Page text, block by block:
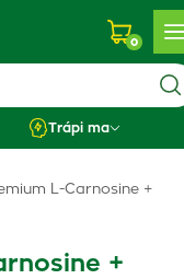
0
Trápi ma
L-Carnosine +
+